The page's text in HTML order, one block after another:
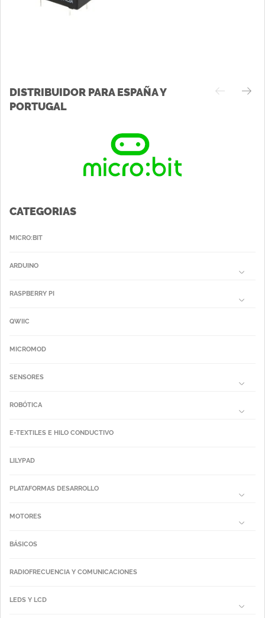
DISTRIBUIDOR PARA ESPAÑA Y
PORTUGAL
CATEGORIAS
MICRO:BIT
ARDUINO
RASPBERRY PI
QWIIC
MICROMOD
SENSORES
ROBÓTICA
E-TEXTILES E HILO CONDUCTIVO
LILYPAD
PLATAFORMAS DESARROLLO
MOTORES
BÁSICOS
RADIOFRECUENCIA Y COMUNICACIONES
LEDS Y LCD